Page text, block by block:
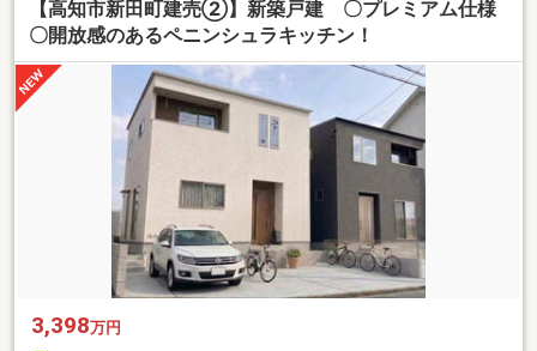
【高知市新田町建売②】新築戸建 〇プレミアム仕様
〇開放感のあるペニンシュラキッチン！
3,398万円